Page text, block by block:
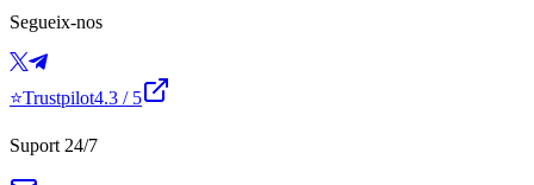
Segueix-nos
⭐Trustpilot4.3 / 5
Suport 24/7